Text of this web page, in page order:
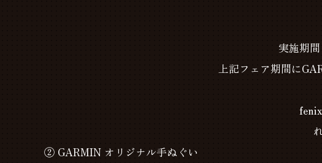
実施期
上記フェア期間に
② GARMIN オリジナル手ぬぐい